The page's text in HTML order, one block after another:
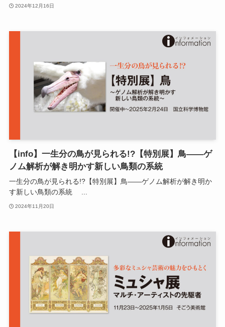
2024年12月16日
【info】一生分の鳥が見られる!?【特別展】鳥——ゲ
ノム解析が解き明かす新しい鳥類の系統
一生分の鳥が見られる!?【特別展】鳥——ゲノム解析が解き明か
す新しい鳥類の系統 ...
2024年11月20日